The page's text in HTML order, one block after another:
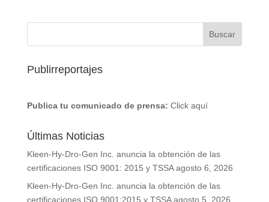
Publirreportajes
Publica tu comunicado de prensa: Click aquí
Últimas Noticias
Kleen-Hy-Dro-Gen Inc. anuncia la obtención de las
certificaciones ISO 9001: 2015 y TSSA agosto 6, 2026
Kleen-Hy-Dro-Gen Inc. anuncia la obtención de las
certificaciones ISO 9001:2015 y TSSA agosto 5, 2026